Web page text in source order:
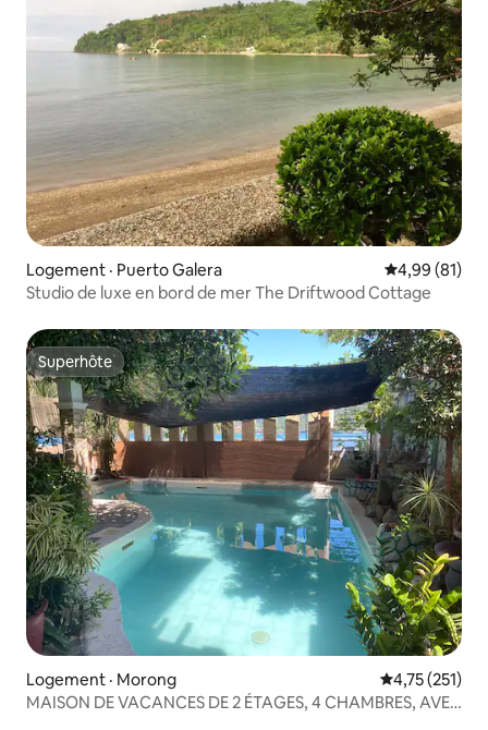
Logement · Puerto Galera Note
4,99 (81)
Studio de luxe en bord de mer The Driftwood Cottage
Superhôte
Superhôte
Logement · Morong Note
4,75 (251)
MAISON DE VACANCES DE 2 ÉTAGES, 4 CHAMBRES, AVEC